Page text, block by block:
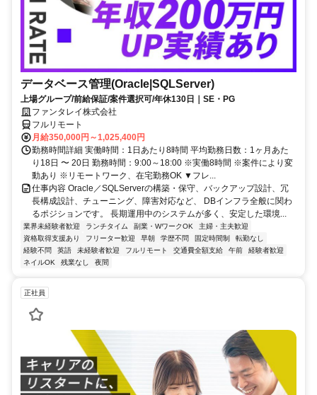
データベース管理(Oracle|SQLServer)
上場グループ/前給保証/案件選択可/年休130日｜SE・PG
ファンタレイ株式会社
フルリモート
月給350,000円～1,025,400円
勤務時間詳細 実働時間：1日あたり8時間 平均勤務日数：1ヶ月あた
り18日 〜 20日 勤務時間：9:00～18:00 ※実働8時間 ※案件により変
動あり ※リモートワーク、在宅勤務OK ▼フレ...
仕事内容 Oracle／SQLServerの構築・保守、バックアップ設計、冗
長構成設計、チューニング、障害対応など、 DBインフラ全般に関わ
るポジションです。 長期運用中のシステムが多く、安定した環境...
業界未経験者歓迎 ランチタイム 副業・WワークOK
主婦・主夫歓迎
資格取得支援あり
フリーター歓迎 早朝 学歴不問 固定時間制
転勤なし
経験不問
英語 未経験者歓迎 フルリモート 交通費全額支給 午前
経験者歓迎
ネイルOK
残業なし 夜間
正社員